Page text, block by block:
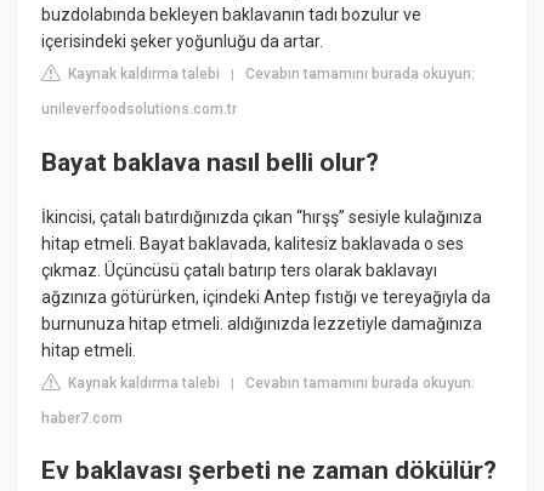
buzdolabında bekleyen baklavanın tadı bozulur ve
içerisindeki şeker yoğunluğu da artar.
Kaynak kaldırma talebi |Cevabın tamamını burada okuyun:
unileverfoodsolutions.com.tr
Bayat baklava nasıl belli olur?
İkincisi, çatalı batırdığınızda çıkan “hırşş” sesiyle kulağınıza
hitap etmeli. Bayat baklavada, kalitesiz baklavada o ses
çıkmaz. Üçüncüsü çatalı batırıp ters olarak baklavayı
ağzınıza götürürken, içindeki Antep fıstığı ve tereyağıyla da
burnunuza hitap etmeli. aldığınızda lezzetiyle damağınıza
hitap etmeli.
Kaynak kaldırma talebi |Cevabın tamamını burada okuyun:
haber7.com
Ev baklavası şerbeti ne zaman dökülür?